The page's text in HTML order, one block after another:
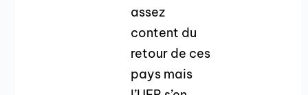
assez
content du
retour de ces
pays mais